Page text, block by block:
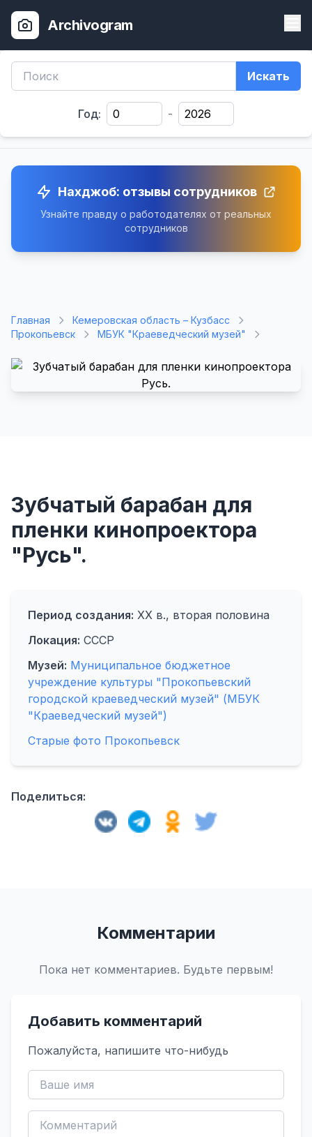
Archivogram
Искать
Год: -
Нахджоб: отзывы сотрудников
Узнайте правду о работодателях от реальных
сотрудников
Главная
Кемеровская область – Кузбасс
Прокопьевск
МБУК "Краеведческий музей"
Зубчатый барабан для
пленки кинопроектора
"Русь".
Период создания: ХХ в., вторая половина
Локация: СССР
Музей: Муниципальное бюджетное
учреждение культуры "Прокопьевский
городской краеведческий музей" (МБУК
"Краеведческий музей")
Старые фото Прокопьевск
Поделиться:
Комментарии
Пока нет комментариев. Будьте первым!
Добавить комментарий
Пожалуйста, напишите что-нибудь